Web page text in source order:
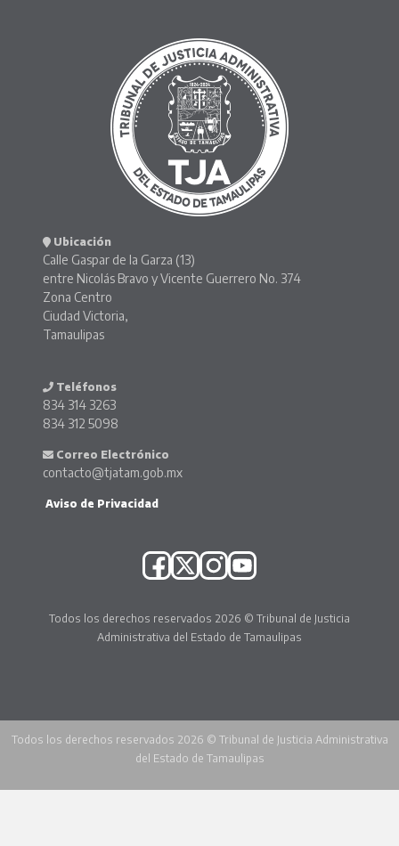
Ubicación
Calle Gaspar de la Garza (13)
entre Nicolás Bravo y Vicente Guerrero No. 374
Zona Centro
Ciudad Victoria,
Tamaulipas
Teléfonos
834 314 3263
834 312 5098
Correo Electrónico
contacto@tjatam.gob.mx
Aviso de Privacidad
Todos los derechos reservados 2026 © Tribunal de Justicia
Administrativa del Estado de Tamaulipas
Todos los derechos reservados 2026 © Tribunal de Justicia Administrativa
del Estado de Tamaulipas